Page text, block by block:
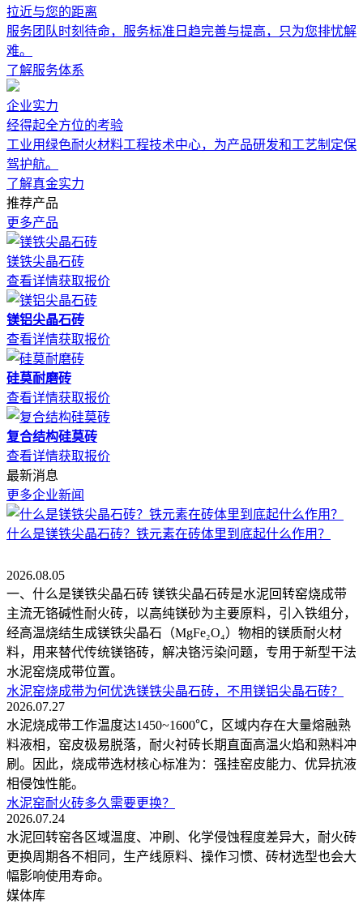
拉近与您的距离
服务团队时刻待命，服务标准日趋完善与提高，只为您排忧解
难。
了解服务体系
企业实力
经得起全方位的考验
工业用绿色耐火材料工程技术中心，为产品研发和工艺制定保
驾护航。
了解真金实力
推荐产品
更多产品
镁铁尖晶石砖
查看详情获取报价
镁铝尖晶石砖
查看详情获取报价
硅莫耐磨砖
查看详情获取报价
复合结构硅莫砖
查看详情获取报价
最新消息
更多企业新闻
什么是镁铁尖晶石砖？铁元素在砖体里到底起什么作用？
2026.08.05
一、什么是镁铁尖晶石砖 镁铁尖晶石砖是水泥回转窑烧成带
主流无铬碱性耐火砖，以高纯镁砂为主要原料，引入铁组分，
经高温烧结生成镁铁尖晶石（MgFe₂O₄）物相的镁质耐火材
料，用来替代传统镁铬砖，解决铬污染问题，专用于新型干法
水泥窑烧成带位置。
水泥窑烧成带为何优选镁铁尖晶石砖，不用镁铝尖晶石砖？
2026.07.27
水泥烧成带工作温度达1450~1600℃，区域内存在大量熔融熟
料液相，窑皮极易脱落，耐火衬砖长期直面高温火焰和熟料冲
刷。因此，烧成带选材核心标准为：强挂窑皮能力、优异抗液
相侵蚀性能。
水泥窑耐火砖多久需要更换？
2026.07.24
水泥回转窑各区域温度、冲刷、化学侵蚀程度差异大，耐火砖
更换周期各不相同，生产线原料、操作习惯、砖材选型也会大
幅影响使用寿命。
媒体库